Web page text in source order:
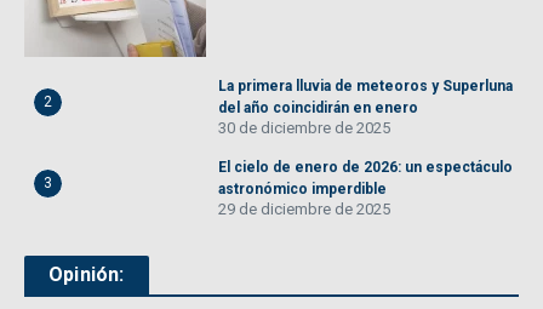
2
La primera lluvia de meteoros y Superluna
del año coincidirán en enero
30 de diciembre de 2025
3
El cielo de enero de 2026: un espectáculo
astronómico imperdible
29 de diciembre de 2025
Opinión: